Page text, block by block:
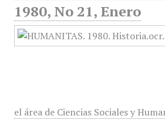
1980, No 21, Enero
el área de Ciencias Sociales y